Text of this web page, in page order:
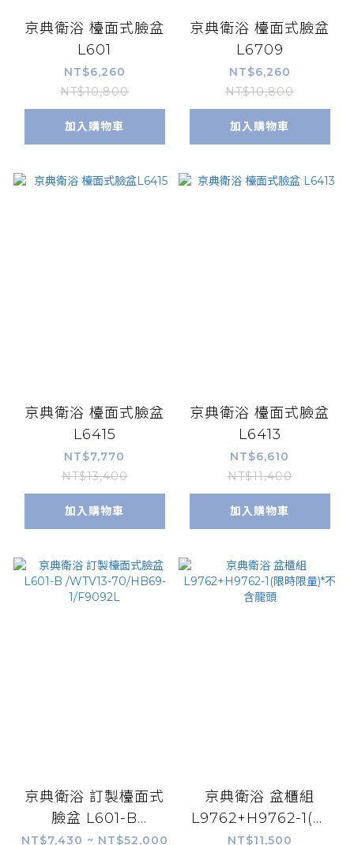
京典衛浴 檯面式臉盆
L601
NT$6,260
NT$10,800
加入購物車
京典衛浴 檯面式臉盆
L6709
NT$6,260
NT$10,800
加入購物車
京典衛浴 檯面式臉盆
L6415
NT$7,770
NT$13,400
加入購物車
京典衛浴 檯面式臉盆
L6413
NT$6,610
NT$11,400
加入購物車
京典衛浴 訂製檯面式
臉盆 L601-B
/WTV13-70/HB69-
NT$7,430 ~ NT$52,000
京典衛浴 盆櫃組
L9762+H9762-1(限
時限量)*不含龍頭
NT$11,500